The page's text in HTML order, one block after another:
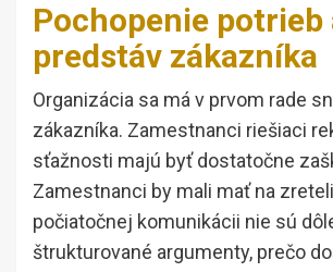
Pochopenie potrieb
predstáv zákazníka
Organizácia sa má v prvom rade
zákazníka. Zamestnanci riešiaci
sťažnosti majú byť dostatočne
Zamestnanci by mali mať na
počiatočnej komunikácii nie sú
štrukturované argumenty, prečo